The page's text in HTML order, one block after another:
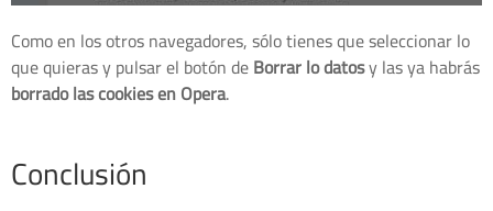
Como en los otros navegadores, sólo tienes que seleccionar lo
que quieras y pulsar el botón deBorrar lo datosy las ya habrás
borrado las cookies en Opera.
Conclusión